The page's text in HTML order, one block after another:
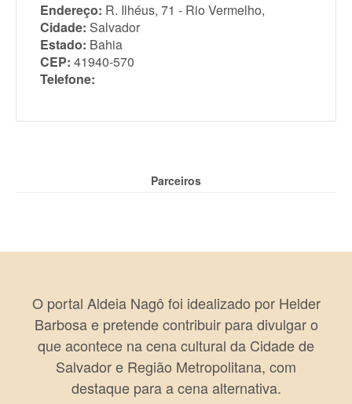
Endereço: R. Ilhéus, 71 - Rio Vermelho,
Cidade: Salvador
Estado: Bahia
CEP: 41940-570
Telefone:
Parceiros
O portal Aldeia Nagô foi idealizado por Helder
Barbosa e pretende contribuir para divulgar o
que acontece na cena cultural da Cidade de
Salvador e Região Metropolitana, com
destaque para a cena alternativa.